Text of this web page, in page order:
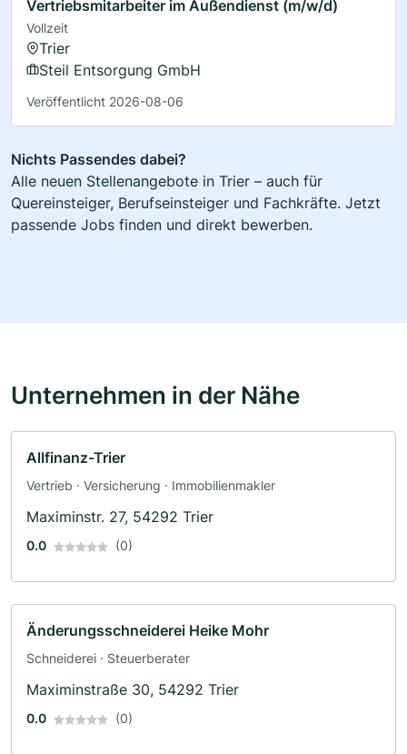
Vertriebsmitarbeiter im Außendienst (m/w/d)
Vollzeit
Trier
Steil Entsorgung GmbH
Veröffentlicht 2026-08-06
Nichts Passendes dabei?
Alle neuen Stellenangebote in Trier – auch für
Quereinsteiger, Berufseinsteiger und Fachkräfte. Jetzt
passende Jobs finden und direkt bewerben.
Unternehmen in der Nähe
Allfinanz-Trier
Vertrieb · Versicherung · Immobilienmakler
Maximinstr. 27, 54292 Trier
0.0 (0)
Änderungsschneiderei Heike Mohr
Schneiderei · Steuerberater
Maximinstraße 30, 54292 Trier
0.0 (0)